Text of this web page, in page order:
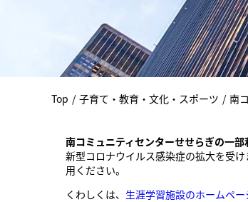
Top / 子育て・教育・文化・スポーツ / 南
南コミュニティセンターせせらぎの一
新型コロナウイルス感染症の拡大を受け
用ください。
くわしくは、 生涯学習施設のホームペー